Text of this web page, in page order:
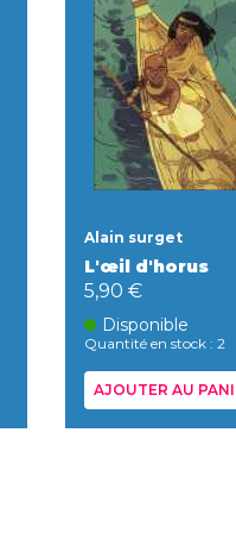
Alain surget
L'œil d'horus
5,90 €
Disponible
Quantité en stock : 2
AJOUTER AU